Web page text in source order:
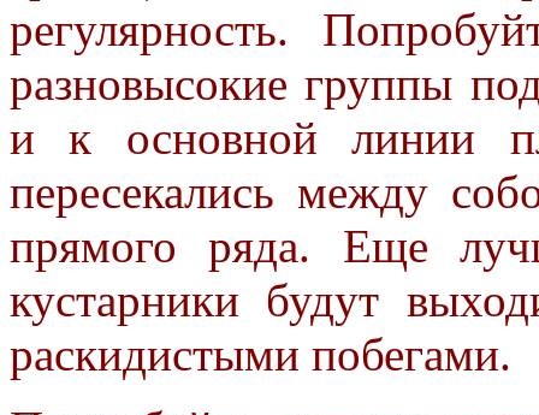
регулярность.
разновысокие группы
и к основной линии
пересекались между
прямого ряда. Еще
кустарники будут
раскидистыми побегами.